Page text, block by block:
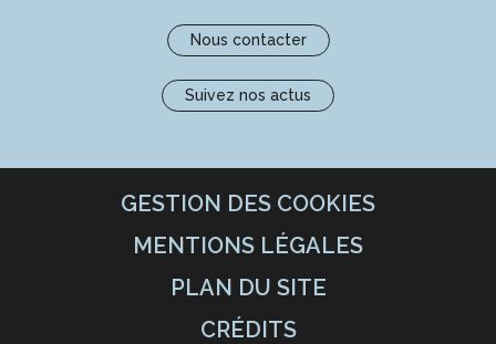
Nous contacter
Suivez nos actus
GESTION DES COOKIES
MENTIONS LÉGALES
PLAN DU SITE
CRÉDITS